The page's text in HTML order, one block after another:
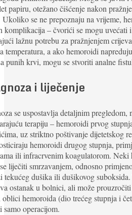
papiru, otežano čišćenje nakon
se ne prepoznaju na vrijeme,
komplikacija – čvorići se mogu uvećati
lažnu potrebu za pražnjenjem
temperatura, a ako hemoroidi
punih krvi, mogu se stvoriti analne
i liječenje
se uspostavlja detaljnim
terapiju – hemoroidi prvog
uz striktno poštivanje dijetetskog
hemoroidi drugog stupnja,
ili infracrvenim koagulatorom. Neki
liječiti smrzavanjem, odnosno
tekućeg dušika ili dušikovog
ostanak u bolnici, ali može
oblici hemoroida (dio trećeg stupnja i
samo operacijom.